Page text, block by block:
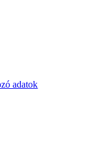
adatok